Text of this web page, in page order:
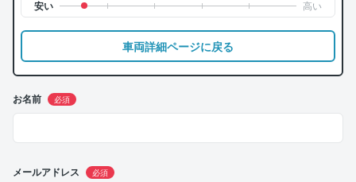
車両詳細ページに戻る
お名前 必須
メールアドレス 必須